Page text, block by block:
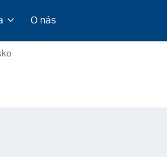
O nás